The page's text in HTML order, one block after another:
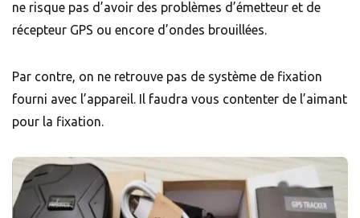
ne risque pas d’avoir des problèmes d’émetteur et de
récepteur GPS ou encore d’ondes brouillées.
Par contre, on ne retrouve pas de système de fixation
fourni avec l’appareil. Il faudra vous contenter de l’aimant
pour la fixation.